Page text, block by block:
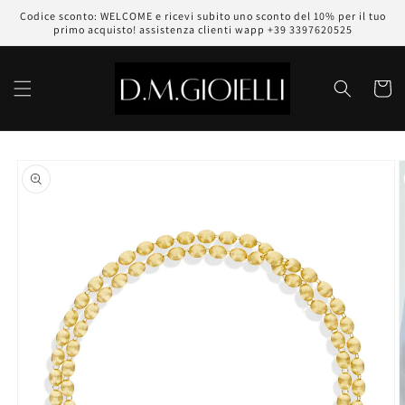
direttamente
ai contenuti
Codice sconto: WELCOME e ricevi subito uno sconto del 10% per il tuo
primo acquisto! assistenza clienti wapp +39 3397620525
Carrello
informazioni
sul prodotto